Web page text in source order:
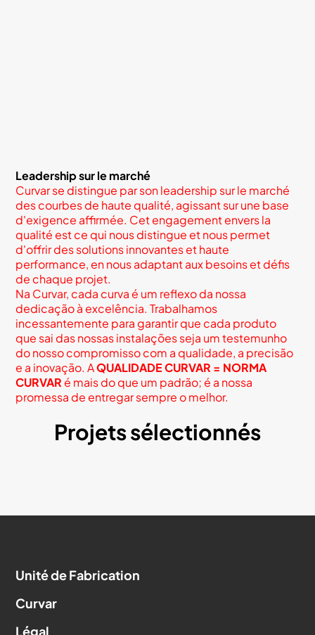
Leadership sur le marché
Curvar se distingue par son leadership sur le marché
des courbes de haute qualité, agissant sur une base
d'exigence affirmée. Cet engagement envers la
qualité est ce qui nous distingue et nous permet
d'offrir des solutions innovantes et haute
performance, en nous adaptant aux besoins et défis
de chaque projet.
Na Curvar, cada curva é um reflexo da nossa
dedicação à excelência. Trabalhamos
incessantemente para garantir que cada produto
que sai das nossas instalações seja um testemunho
do nosso compromisso com a qualidade, a precisão
e a inovação. AQUALIDADE CURVAR = NORMA
CURVARé mais do que um padrão; é a nossa
promessa de entregar sempre o melhor.
Projets sélectionnés
Unité de Fabrication
Curvar
Légal